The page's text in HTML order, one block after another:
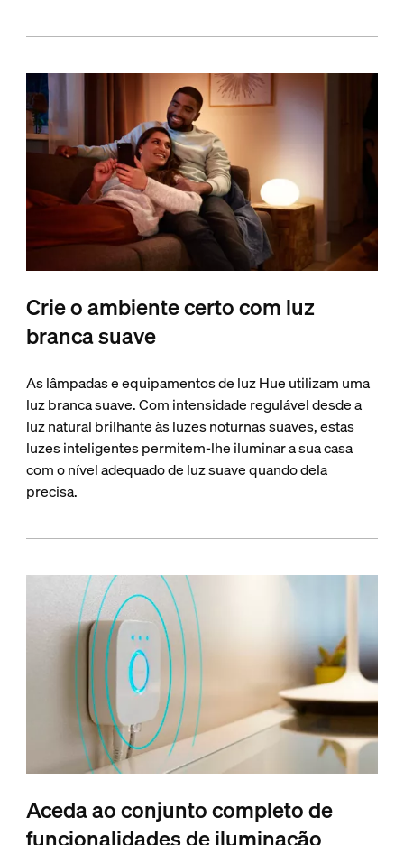
Crie o ambiente certo com luz
branca suave
As lâmpadas e equipamentos de luz Hue utilizam uma
luz branca suave. Com intensidade regulável desde a
luz natural brilhante às luzes noturnas suaves, estas
luzes inteligentes permitem-lhe iluminar a sua casa
com o nível adequado de luz suave quando dela
precisa.
Aceda ao conjunto completo de
funcionalidades de iluminação